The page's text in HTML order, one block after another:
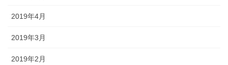
2019年4月
2019年3月
2019年2月